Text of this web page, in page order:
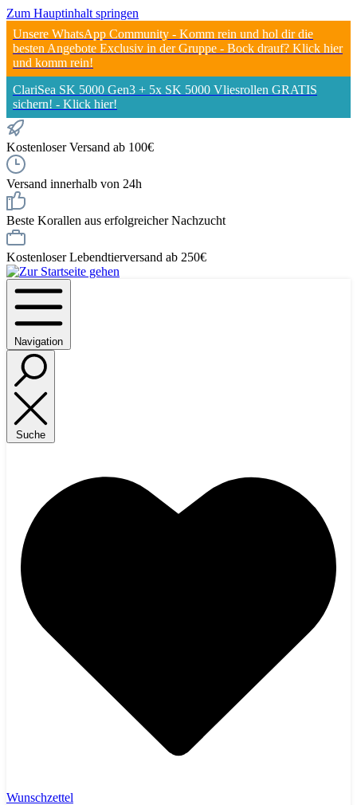
Zum Hauptinhalt springen
Unsere WhatsApp Community - Komm rein und hol dir die
besten Angebote Exclusiv in der Gruppe - Bock drauf? Klick hier
und komm rein!
ClariSea SK 5000 Gen3 + 5x SK 5000 Vliesrollen GRATIS
sichern! - Klick hier!
Kostenloser Versand ab 100€
Versand innerhalb von 24h
Beste Korallen aus erfolgreicher Nachzucht
Kostenloser Lebendtierversand ab 250€
Navigation
Suche
Wunschzettel